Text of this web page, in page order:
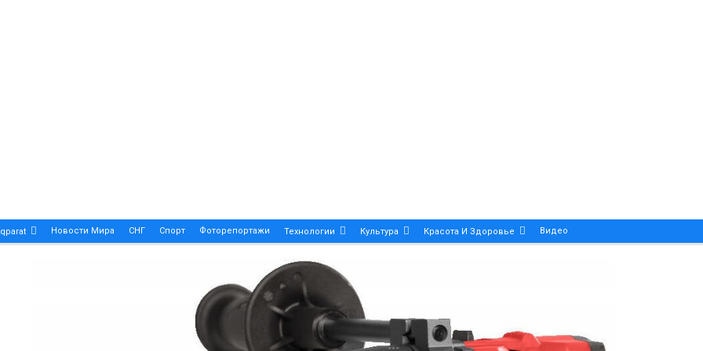
Новости Мира СНГ Спорт Фоторепортажи Технологии Культура Красота И Здоровье Видео
Patek Philippe Calatrava DATE – A True Symbol Of Elegance And Precision